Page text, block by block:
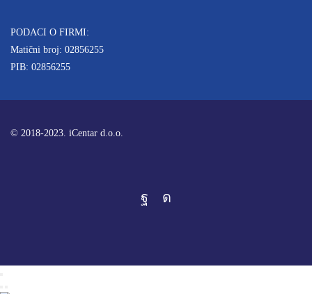
PODACI O FIRMI:
Matični broj: 02856255
PIB: 02856255
© 2018-2023. iCentar d.o.o.
FacebookInstagram